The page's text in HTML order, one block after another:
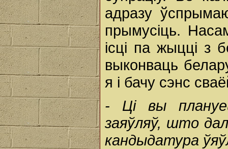
адразу
прымусіць.
ісці па жыцці з
выконваць
я і бачу сэнс
- Ці вы
заяўляў, што
кандыдатура